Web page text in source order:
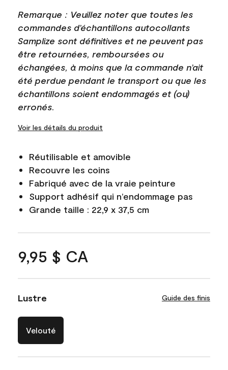
Remarque : Veuillez noter que toutes les
commandes d’échantillons autocollants
Samplize sont définitives et ne peuvent pas
être retournées, remboursées ou
échangées, à moins que la commande n’ait
été perdue pendant le transport ou que les
échantillons soient endommagés et (ou)
erronés.
Voir les détails du produit
Réutilisable et amovible
Recouvre les coins
Fabriqué avec de la vraie peinture
Support adhésif qui n’endommage pas
Grande taille : 22,9 x 37,5 cm
9,95 $ CA
Lustre Guide des finis
Velouté